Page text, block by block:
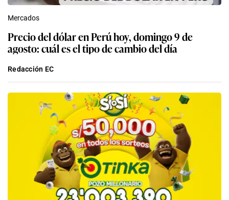
Mercados
Precio del dólar en Perú hoy, domingo 9 de
agosto: cuál es el tipo de cambio del día
Redacción EC